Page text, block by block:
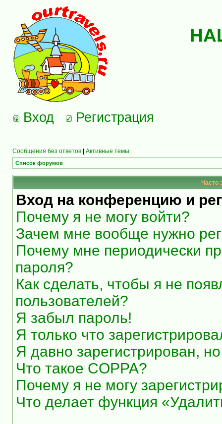
Вход Регистрация
Сообщения без ответов | Активные темы
Список форумов
Часто
Вход на конференцию и
Почему я не могу войти?
Зачем мне вообще нужно
Почему мне периодически
пароля?
Как сделать, чтобы я не
пользователей?
Я забыл пароль!
Я только что
Я давно зарегистрирован,
Что такое COPPA?
Почему я не могу
Что делает функция